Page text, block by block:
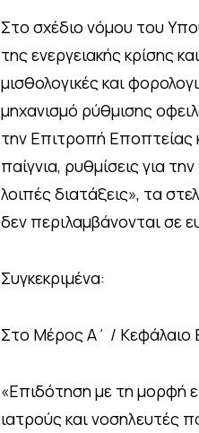
Στο σχέδιο νόμου του
της ενεργειακής κρίσης
μισθολογικές και
μηχανισμό ρύθμισης
την Επιτροπή Εποπτείας
παίγνια, ρυθμίσεις για
λοιπές διατάξεις», τα
δεν περιλαμβάνονται σε
Συγκεκριμένα:
Στο Μέρος Α΄ /
«Επιδότηση με τη μορφή
ιατρούς και νοσηλευτές